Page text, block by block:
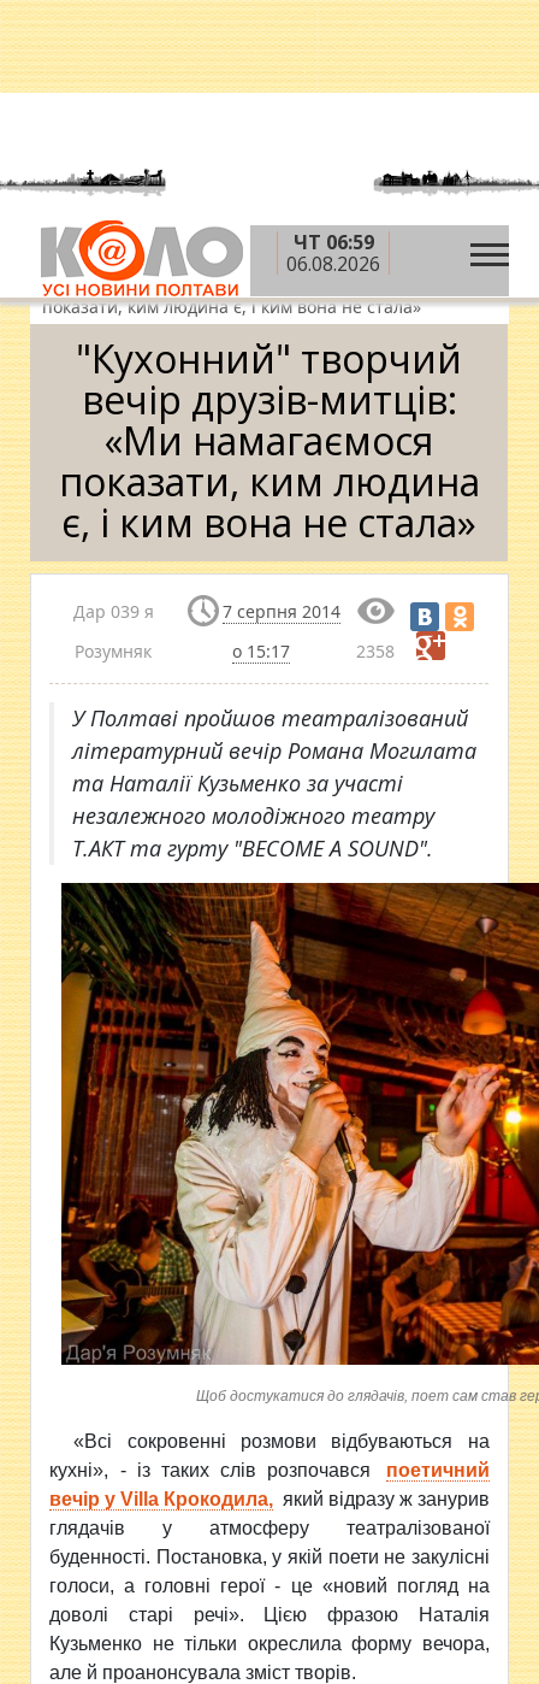
ЧТ 06:59
06.08.2026
Головна » Новини » Дозвілля »"Кухонний"
творчий вечір друзів-митців: «Ми намагаємося
показати, ким людина є, і ким вона не стала»
"Кухонний" творчий
вечір друзів-митців:
«Ми намагаємося
показати, ким людина
є, і ким вона не стала»
Дар 039 я
Розумняк
7 серпня 2014
о 15:17
2358
У Полтаві пройшов театралізований
літературний вечір Романа Могилата
та Наталії Кузьменко за участі
незалежного молодіжного театру
Т.АКТ та гурту "BECOME A SOUND".
Щоб достукатися до глядачів, поет сам став
«Всі сокровенні розмови відбуваються на
кухні», - із таких слів розпочався
поетичний
вечір у Villa Крокодила, який відразу ж занурив
глядачів у атмосферу театралізованої
буденності. Постановка, у якій поети не закулісні
голоси, а головні герої - це «новий погляд на
доволі старі речі». Цією фразою Наталія
Кузьменко не тільки окреслила форму вечора,
але й проанонсувала зміст творів.